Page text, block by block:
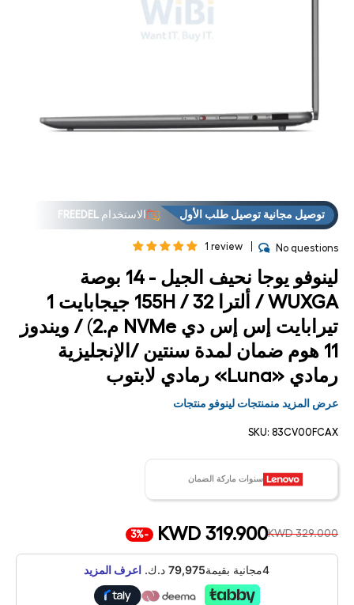
توصيل مجانية توصيل طلب الأول الاستخدام FREEDEL
1 review No questions
لينوفو يوجا نحيف الجيل - 14 بوصة
WUXGA / ألترا 155H / 32 جيجابايت 1
تيرابايت إس إس دي NVMe م.2) / ويندوز
11 هوم ضمان لمدة سنتين /الإنجليزية
رمادي «Luna» رمادي لابتوب
عرض المزيد منمنتجات لينوفو منتجات
SKU: 83CV00FCAX
سنوات ماركة الضمان
KWD 329.000
KWD 319.900
-3%
4مجانية بقيمة 79,975 د.ك. اعرف المزيد